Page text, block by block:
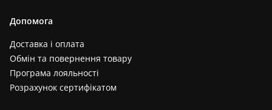
Допомога
Доставка і оплата
Обмін та повернення товару
Програма лояльності
Розрахунок сертифікатом